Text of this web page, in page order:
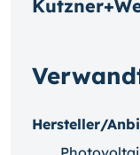
Hersteller/